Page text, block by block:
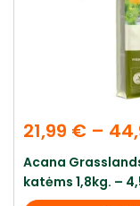
21,99 € –
Acana
katėms 1,8kg. –